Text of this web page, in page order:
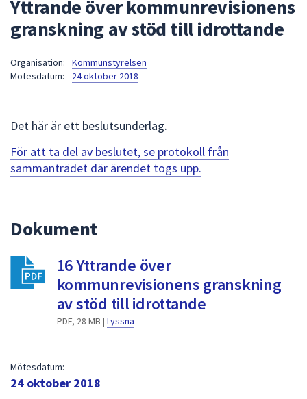
kommer
sökförslag
för
att
navigera
att
välja
något
Yttrande över kommunrevisionens
granskning av stöd till idrottande
Organisation:
Kommunstyrelsen
Mötesdatum:
24 oktober 2018
Det här är ett beslutsunderlag.
För att ta del av beslutet, se protokoll från
sammanträdet där ärendet togs upp.
Dokument
16 Yttrande över
kommunrevisionens granskning
av stöd till idrottande
PDF, 28 MB | Lyssna
Mötesdatum:
24 oktober 2018